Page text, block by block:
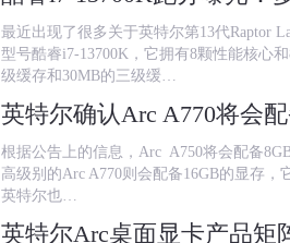
最近出现了很多关于英特尔第13代Raptor
型号酷睿i7-13700K，它拥有8颗性能核心
级缓存和30MB的三级缓…
根据公告上的信息，Arc A750将会配备
高级别的Arc A770则会配备16GB的显存
英特尔也…